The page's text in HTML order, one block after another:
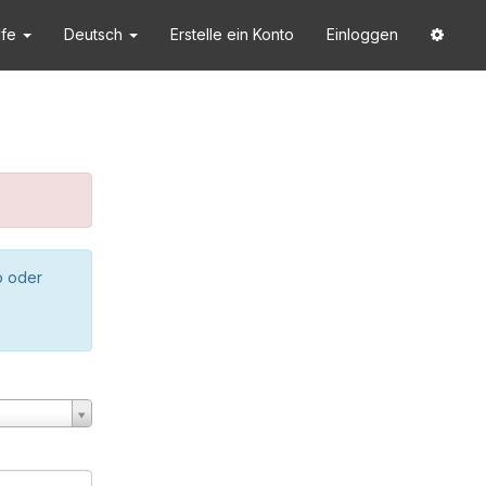
Deutsch Erstelle ein Konto Einloggen
oder